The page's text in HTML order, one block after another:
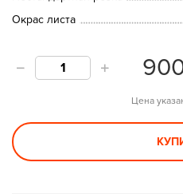
Окрас листа
Цена